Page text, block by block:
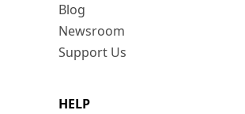
Blog
Newsroom
Support Us
HELP